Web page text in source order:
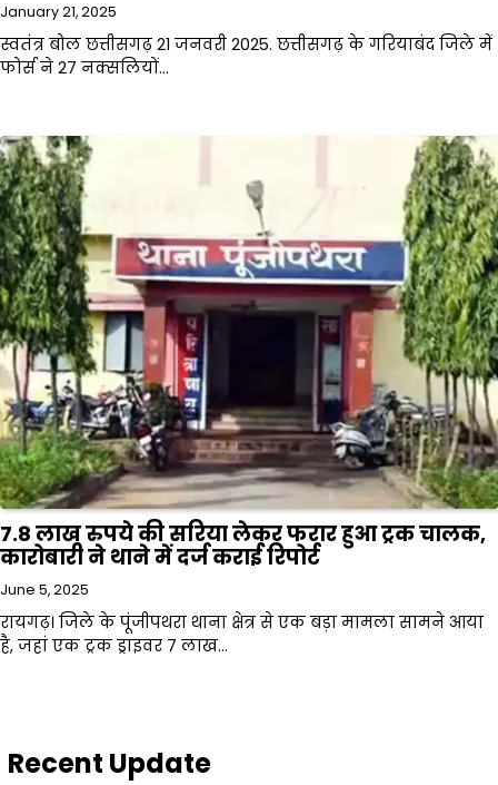
January 21, 2025
स्वतंत्र बोल छत्तीसगढ़ 21 जनवरी 2025. छत्तीसगढ़ के गरियाबंद जिले में
फोर्स ने 27 नक्सलियों…
7.8 लाख रुपये की सरिया लेकर फरार हुआ ट्रक चालक,
कारोबारी ने थाने में दर्ज कराई रिपोर्ट
June 5, 2025
रायगढ़। जिले के पूंजीपथरा थाना क्षेत्र से एक बड़ा मामला सामने आया
है, जहां एक ट्रक ड्राइवर 7 लाख…
Recent Update